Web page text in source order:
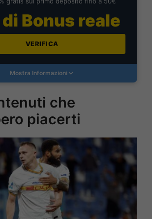
Bonus reale
VERIFICA
Mostra Informazioni
che
piacerti